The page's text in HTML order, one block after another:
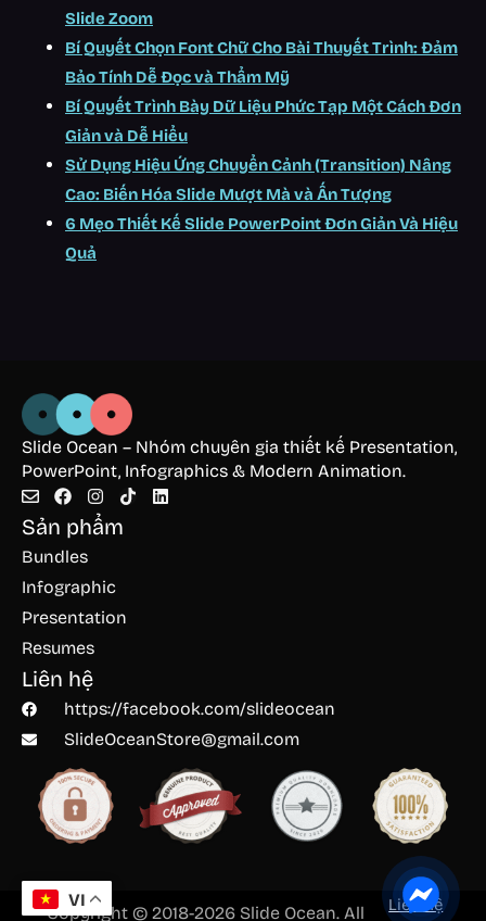
Slide Zoom
Bí Quyết Chọn Font Chữ Cho Bài Thuyết Trình: Đảm
Bảo Tính Dễ Đọc và Thẩm Mỹ
Bí Quyết Trình Bày Dữ Liệu Phức Tạp Một Cách Đơn
Giản và Dễ Hiểu
Sử Dụng Hiệu Ứng Chuyển Cảnh (Transition) Nâng
Cao: Biến Hóa Slide Mượt Mà và Ấn Tượng
6 Mẹo Thiết Kế Slide PowerPoint Đơn Giản Và Hiệu
Quả
Slide Ocean – Nhóm chuyên gia thiết kế Presentation,
PowerPoint, Infographics & Modern Animation.
Sản phẩm
Bundles
Infographic
Presentation
Resumes
Liên hệ
https://facebook.com/slideocean
SlideOceanStore@gmail.com
Copyright © 2018-2026 Slide Ocean. All Liên hệ
VI